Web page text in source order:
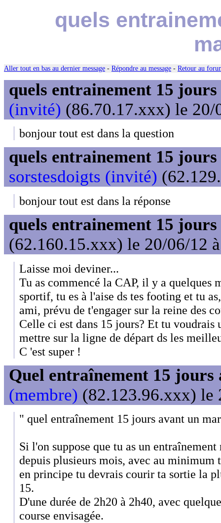
quels
Aller tout en bas au dernier message - Répondre au message - Retour au
quels entrainement 15
(invité) (86.70.17.xxx) le 20/
bonjour tout est dans la question
quels entrainement 15
sorstesdoigts (invité)
bonjour tout est dans la réponse
quels entrainement 15
(62.160.15.xxx) le 20/06/12
Laisse moi deviner...
Tu as commencé la CAP, il y a quelques
sportif, tu es à l'aise ds tes footing et tu
ami, prévu de t'engager sur la reine des
Celle ci est dans 15 jours? Et tu voudrais
mettre sur la ligne de départ ds les
C 'est super !
Quel entraînement 15
(membre) (82.123.96.xxx) le
" quel entraînement 15 jours avant un
Si l'on suppose que tu as un
depuis plusieurs mois, avec au minimum
en principe tu devrais courir ta sortie la
15.
D'une durée de 2h20 à 2h40, avec
course envisagée.